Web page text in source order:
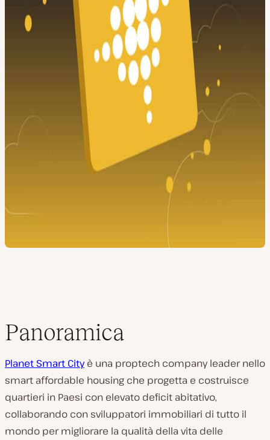
Panoramica
Planet Smart Cityè una proptech company leader nello
smart affordable housing che progetta e costruisce
quartieri in Paesi con elevato deficit abitativo,
collaborando con sviluppatori immobiliari di tutto il
mondo per migliorare la qualità della vita delle